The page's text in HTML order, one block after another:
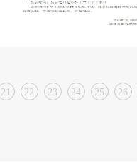
21 22 23 24 25 26